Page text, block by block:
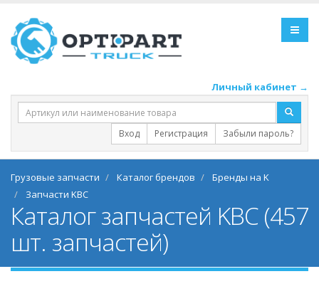
Личный кабинет →
Вход Регистрация Забыли пароль?
Грузовые запчасти Каталог брендов
Бренды на K
Запчасти KBC
Каталог запчастей KBC (457
шт. запчастей)